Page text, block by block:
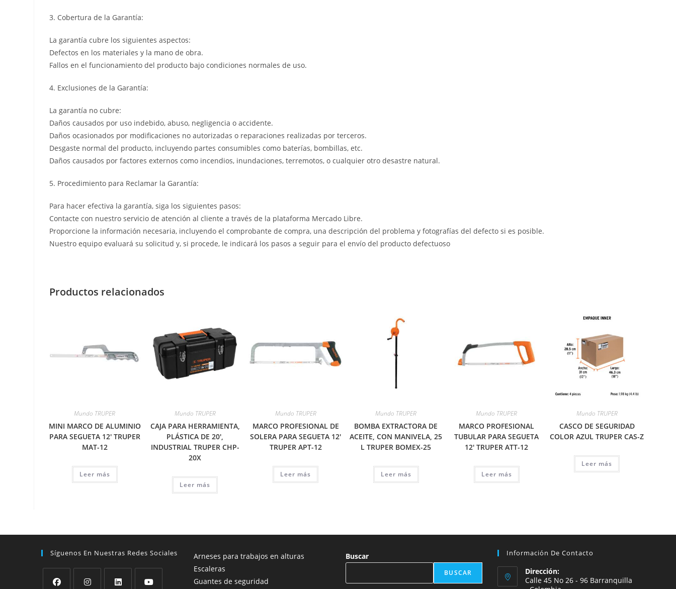
3. Cobertura de la Garantía:
La garantía cubre los siguientes aspectos:
Defectos en los materiales y la mano de obra.
Fallos en el funcionamiento del producto bajo condiciones normales de uso.
4. Exclusiones de la Garantía:
La garantía no cubre:
Daños causados por uso indebido, abuso, negligencia o accidente.
Daños ocasionados por modificaciones no autorizadas o reparaciones realizadas por terceros.
Desgaste normal del producto, incluyendo partes consumibles como baterías, bombillas, etc.
Daños causados por factores externos como incendios, inundaciones, terremotos, o cualquier otro desastre natural.
5. Procedimiento para Reclamar la Garantía:
Para hacer efectiva la garantía, siga los siguientes pasos:
Contacte con nuestro servicio de atención al cliente a través de la plataforma Mercado Libre.
Proporcione la información necesaria, incluyendo el comprobante de compra, una descripción del problema y fotografías del defecto si es posible.
Nuestro equipo evaluará su solicitud y, si procede, le indicará los pasos a seguir para el envío del producto defectuoso
Productos relacionados
Mundo TRUPER
MINI MARCO DE ALUMINIO
PARA SEGUETA 12′ TRUPER
MAT-12
Leer más
Mundo TRUPER
CAJA PARA HERRAMIENTA,
PLÁSTICA DE 20′,
INDUSTRIAL TRUPER CHP-
20X
Leer más
Mundo TRUPER
MARCO PROFESIONAL DE
SOLERA PARA SEGUETA 12′
TRUPER APT-12
Leer más
Mundo TRUPER
BOMBA EXTRACTORA DE
ACEITE, CON MANIVELA, 25
L TRUPER BOMEX-25
Leer más
Mundo TRUPER
MARCO PROFESIONAL
TUBULAR PARA SEGUETA
12′ TRUPER ATT-12
Leer más
Mundo TRUPER
CASCO DE SEGURIDAD
COLOR AZUL TRUPER CAS-Z
Leer más
Síguenos En Nuestras Redes Sociales
Arneses para trabajos en alturas
Escaleras
Guantes de seguridad
Buscar
BUSCAR
Información De Contacto
Dirección:
Calle 45 No 26 - 96 Barranquilla